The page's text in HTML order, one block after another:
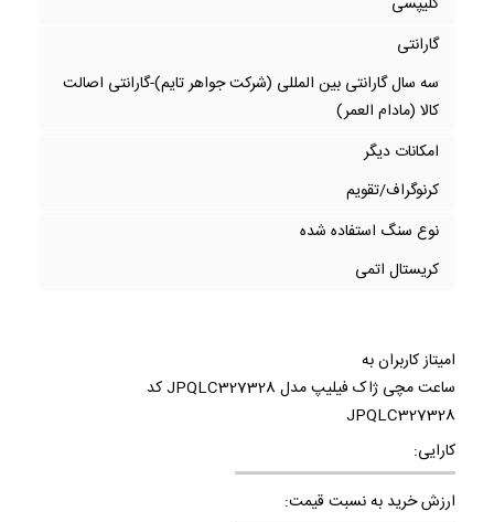
گارانتی
سه سال گارانتی بین المللی (شرکت جواهر تایم)-گارانتی اصالت
کالا (مادام العمر)
امکانات دیگر
کرنوگراف/تقویم
نوع سنگ استفاده شده
کریستال اتمی
امیتاز کاربران به
ساعت مچی ژاک فیلیپ مدل JPQLC327328 کد
JPQLC327328
کارایی:
ارزش خرید به نسبت قیمت: